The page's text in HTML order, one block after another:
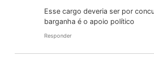
Esse cargo deveria ser por
barganha é o apoio político
Responder